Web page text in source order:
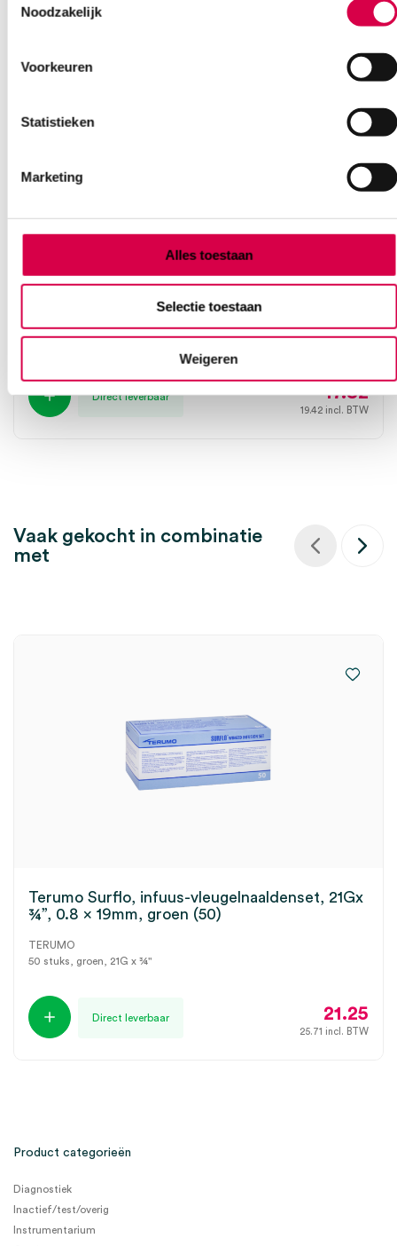
Noodzakelijk
Voorkeuren
Statistieken
Marketing
Alles toestaan
Selectie toestaan
Weigeren
Wingflo infuus vleugelnaaldenset, 19G x ¾”,
Luer-Lock adapter, 50 stuks, ivoor
Direct leverbaar 17.82
19.42 incl. BTW
Vaak gekocht in combinatie
met
Terumo Surflo, infuus-vleugelnaaldenset, 21Gx
¾”, 0.8 x 19mm, groen (50)
TERUMO
50 stuks, groen, 21G x ¾"
Direct leverbaar 21.25
25.71 incl. BTW
Product categorieën
Diagnostiek
Inactief/test/overig
Instrumentarium